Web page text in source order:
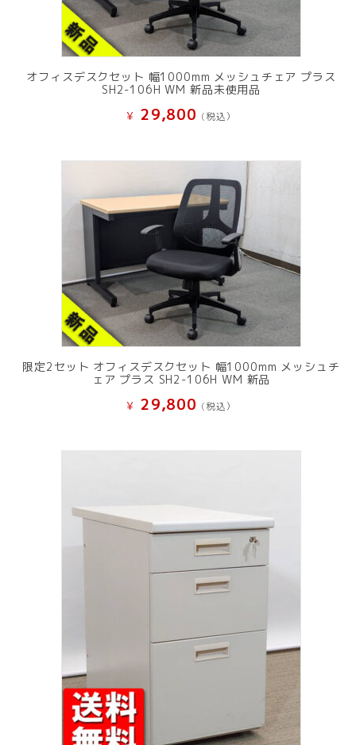
オフィスデスクセット 幅1000mm メッシュチェア プラス
SH2-106H WM 新品未使用品
¥ 29,800 (税込）
限定2セット オフィスデスクセット 幅1000mm メッシュチ
ェア プラス SH2-106H WM 新品
¥ 29,800 (税込）